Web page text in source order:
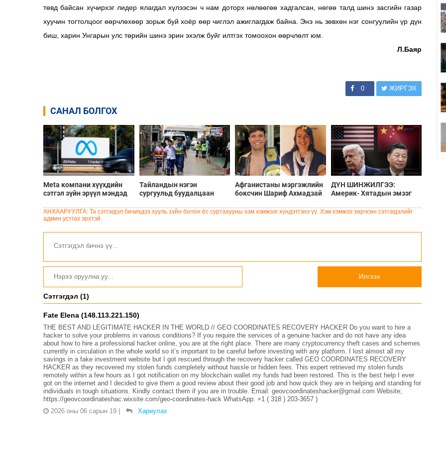
төвд байсан хүчирхэг лидер ялагдал хүлээсэн ч нам доторх нөлөөгөө хадгалсан, нөгөө талд шинэ засгийн газар
хуучин тогтолцоог өөрчлөхөөр зорьж буй хоёр өөр чиглэл ажиглагдаж байна. Энэ нь зөвхөн нэг сонгуулийн үр дүн
биш, харин Унгарын улс төрийн шинэ эрин эхэлж буйг илтгэх томоохон өөрчлөлт юм.
Л.Баяр
0 ЖИРГЭХ
САНАЛ БОЛГОХ
Meta компани хүүхдийн
сэтгэл зүйн эрүүл мэндэд
Нью-Мексико мужид 567
сая доллар төлөхөөр
Тайландын нэгэн
сургуульд буудалцаан
болон халдлага үйлдсэн
Афганистаны мэргэжлийн
боксчин Шариф Ахмадзай
чемоданд хийж хаясан
ДҮН ШИНЖИЛГЭЭ:
Америк- Хятадын эмзэг
АНХААРУУЛГА: Та сэтгэгдэл бичихдээ хууль зүйн болон ёс суртахууны хэм хэмжээг хүндэтгэнэ үү. Хэм хэмжээ зөрчсөн сэтгэгдэлийг
админ устгах эрхтэй.
Илгээх
Сэтгэгдэл (1)
Fate Elena (148.113.221.150)
THE BEST AND LEGITIMATE HACKER IN THE WORLD // GEO COORDINATES RECOVERY HACKER Do you want to hire a
hacker to solve your problems in various conditions? If you require the services of a genuine hacker and do not have any idea
about how to hire a professional hacker online, you are at the right place. There are many cryptocurrency theft cases and schemes
currently in circulation in the whole world so it’s important to be careful before investing with any platform. I lost almost all my
savings in a fake investment website but I got rescued through the recovery hacker called GEO COORDINATES RECOVERY
HACKER as they recovered my stolen funds completely without hassle or hidden fees. This expert retrieved my stolen funds
remotely within a few hours as I got notification on my blockchain wallet my funds had been restored. This is the best help I ever
got on the internet and I decided to give them a good review about their good job and how quick they are in helping and standing for
individuals in tough situations. Kindly contact them if you are in trouble. Email: geovcoordinateshacker@gmail.com Website;
https://geovcoordinateshac.wixsite.com/geo-coordinates-hack WhatsApp: +1 ( 318 ) 203-3657 )
2026 оны 06 сарын 19
Хариулах